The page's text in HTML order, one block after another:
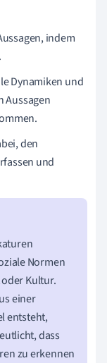
indem
Dynamiken und
Aussagen
den
und
Normen
Kultur.
einer
entsteht,
dass
zu erkennen